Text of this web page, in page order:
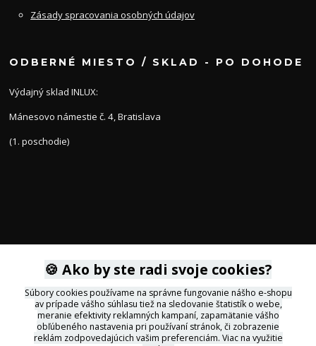
Zásady spracovania osobných údajov
ODBERNÉ MIESTO / SKLAD - PO DOHODE
Výdajný sklad INLUX:
Mánesovo námestie č. 4, Bratislava
(1. poschodie)
KONTAKTY
+421 905 564434
svietidla@inlux.sk
🍪 Ako by ste radi svoje cookies?
Súbory cookies používame na správne fungovanie nášho e-shopu
av prípade vášho súhlasu tiež na sledovanie štatistík o webe,
meranie efektivity reklamných kampaní, zapamätanie vášho
obľúbeného nastavenia pri používaní stránok, či zobrazenie
reklám zodpovedajúcich vašim preferenciám. Viac na využitie